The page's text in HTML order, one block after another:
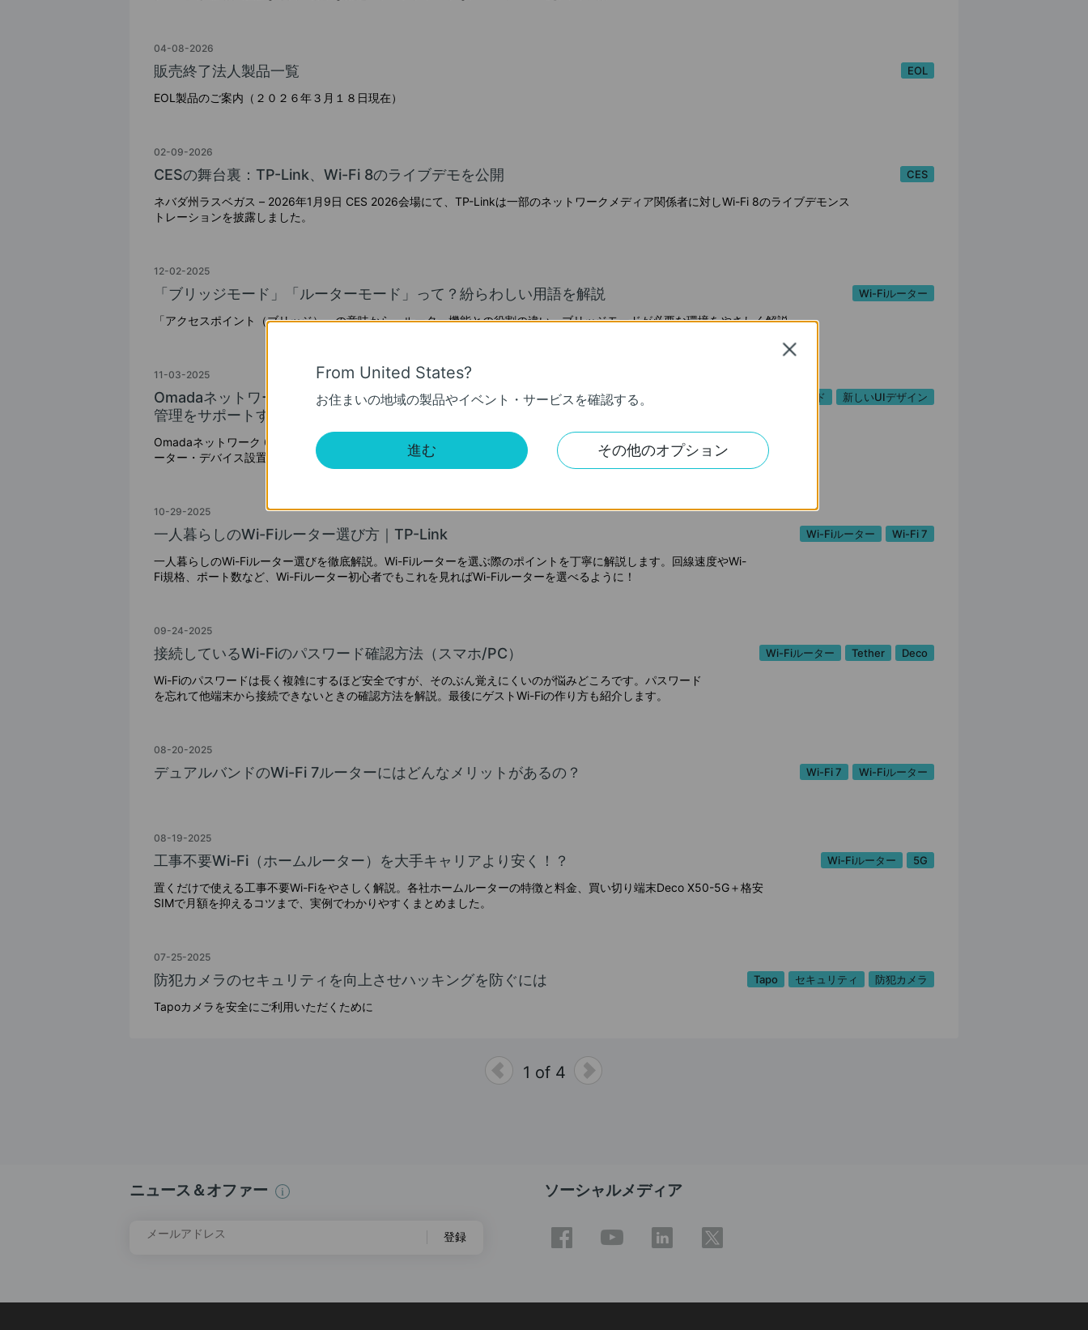
EOL
04-08-2026
販売終了法人製品一覧
EOL製品のご案内（２０２６年３月１８日現在）
CES
02-09-2026
CESの舞台裏：TP-Link、Wi-Fi 8のライブデモを公開
ネバダ州ラスベガス – 2026年1月9日 CES 2026会場にて、TP-Linkは一部のネットワークメディア関係者に対しWi-Fi 8のライブデモンス
トレーションを披露しました。
Wi-Fiルーター
12-02-2025
「ブリッジモード」「ルーターモード」って？紛らわしい用語を解説
「アクセスポイント（ブリッジ）」の意味から、ルーター機能との役割の違い、ブリッジモードが必要な環境をやさしく解説。
新ダッシュボード 新しいUIデザイン
11-03-2025
Omadaネットワーク 6.0 － 迅速なトラブルシューティング・運用
管理をサポートする直感的な新ダッシュボード
Omadaネットワーク 6.0は、マネージドサービスプロバイダー・システムインテグレ
ーター・デバイス設置業者向けに設計されたネットワーク管理ツールです。直感的に操
作可能なUIとOmadaアプリ v5.0を組み合わせて、効率的な運用管理・迅速なトラブル
Wi-Fiルーター Wi-Fi 7
10-29-2025
一人暮らしのWi-Fiルーター選び方｜TP-Link
一人暮らしのWi-Fiルーター選びを徹底解説。Wi-Fiルーターを選ぶ際のポイントを丁寧に解説します。回線速度やWi-
Fi規格、ポート数など、Wi-Fiルーター初心者でもこれを見ればWi-Fiルーターを選べるように！
Wi-Fiルーター Tether Deco
09-24-2025
接続しているWi-Fiのパスワード確認方法（スマホ/PC）
Wi-Fiのパスワードは長く複雑にするほど安全ですが、そのぶん覚えにくいのが悩みどころです。パスワード
を忘れて他端末から接続できないときの確認方法を解説。最後にゲストWi-Fiの作り方も紹介します。
Wi-Fi 7 Wi-Fiルーター
08-20-2025
デュアルバンドのWi-Fi 7ルーターにはどんなメリットがあるの？
Wi-Fiルーター 5G
08-19-2025
工事不要Wi-Fi（ホームルーター）を大手キャリアより安く！？
置くだけで使える工事不要Wi-Fiをやさしく解説。各社ホームルーターの特徴と料金、買い切り端末Deco X50-5G＋格安
SIMで月額を抑えるコツまで、実例でわかりやすくまとめました。
Tapo セキュリティ 防犯カメラ
07-25-2025
防犯カメラのセキュリティを向上させハッキングを防ぐには
Tapoカメラを安全にご利用いただくために
1 of 4
ニュース＆オファー
メールアドレス 登録
ソーシャルメディア
From United States?
お住まいの地域の製品やイベント・サービスを確認する。
進む その他のオプション
Close